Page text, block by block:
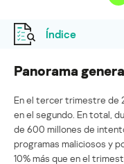
Índice
Panorama
En el tercer trimestre de
en el segundo. En total,
de 600 millones de
programas maliciosos y
10% más que en el